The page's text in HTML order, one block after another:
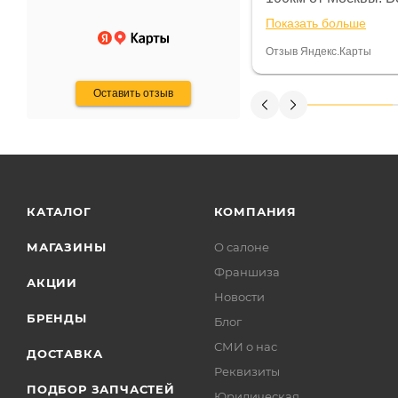
Оставить отзыв
спидометре всегда
постоянно были на
Считаю, что это
Показать больше
Отзыв Яндекс.Карты
КАТАЛОГ
МАГАЗИНЫ
АКЦИИ
БРЕНДЫ
ДОСТАВКА
ПОДБОР ЗАПЧАСТЕЙ
КОМПАНИЯ
О салоне
Франшиза
Новости
Блог
СМИ о нас
Реквизиты